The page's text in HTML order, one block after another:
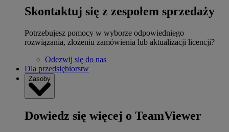
Skontaktuj się z zespołem sprzedaży
Potrzebujesz pomocy w wyborze odpowiedniego
rozwiązania, złożeniu zamówienia lub aktualizacji licencji?
Odezwij się do nas
Dla przedsiębiorstw
Zasoby
Dowiedz się więcej o TeamViewer